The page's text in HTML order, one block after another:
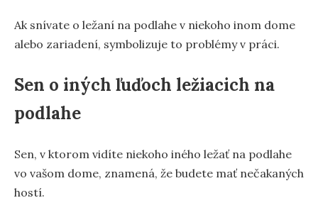
Ak snívate o ležaní na podlahe v niekoho inom dome
alebo zariadení, symbolizuje to problémy v práci.
Sen o iných ľuďoch ležiacich na
podlahe
Sen, v ktorom vidíte niekoho iného ležať na podlahe
vo vašom dome, znamená, že budete mať nečakaných
hostí.